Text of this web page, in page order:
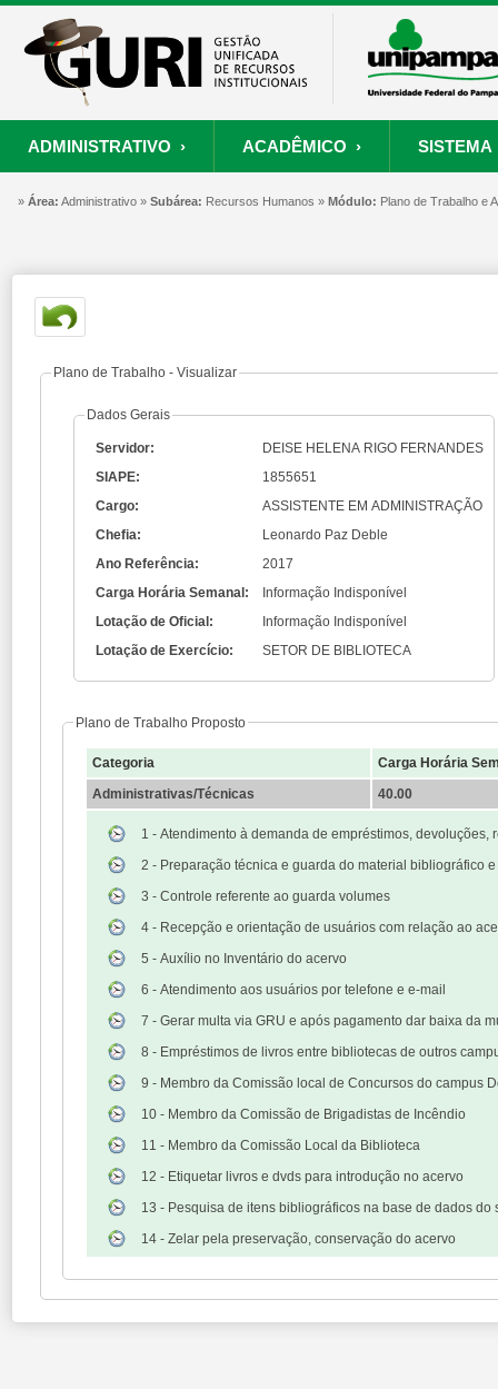
ADMINISTRATIVO ›
ORÇAMENTO E FINANÇAS RECURSOS HUMANOS PROCESSOS
Convênios
Consultar Convênios
ACADÊMICO ›
PROCESSO SELETIVO PROJETOS
Processo Seletivo
Nova Inscrição
Portal do Candidato
Autenticar Documento
SISTEMA
SISTEMA
Painel de Suporte
Resgatar Senha
» Área: Administrativo » Subárea: Recursos Humanos » Módulo: Plano de Trabalho e
Plano de Trabalho - Visualizar
Dados Gerais
Servidor:
DEISE HELENA RIGO FERNANDES
SIAPE:
1855651
Cargo:
ASSISTENTE EM ADMINISTRAÇÃO
Chefia:
Leonardo Paz Deble
Ano Referência:
2017
Carga Horária Semanal:
Informação Indisponível
Lotação de Oficial:
Informação Indisponível
Lotação de Exercício:
SETOR DE BIBLIOTECA
Plano de Trabalho Proposto
Categoria
Carga Horária
Administrativas/Técnicas
40.00
1 - Atendimento à demanda de empréstimos, devoluções,
2 - Preparação técnica e guarda do material bibliográfico
3 - Controle referente ao guarda volumes
4 - Recepção e orientação de usuários com relação ao
5 - Auxílio no Inventário do acervo
6 - Atendimento aos usuários por telefone e e-mail
7 - Gerar multa via GRU e após pagamento dar baixa da
8 - Empréstimos de livros entre bibliotecas de outros
9 - Membro da Comissão local de Concursos do campus
10 - Membro da Comissão de Brigadistas de Incêndio
11 - Membro da Comissão Local da Biblioteca
12 - Etiquetar livros e dvds para introdução no acervo
13 - Pesquisa de itens bibliográficos na base de dados do
14 - Zelar pela preservação, conservação do acervo